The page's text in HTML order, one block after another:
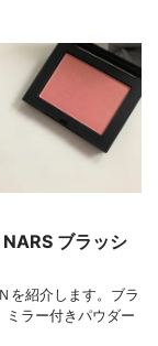
ブラッシ
を紹介します。ブラ
ミラー付きパウダー